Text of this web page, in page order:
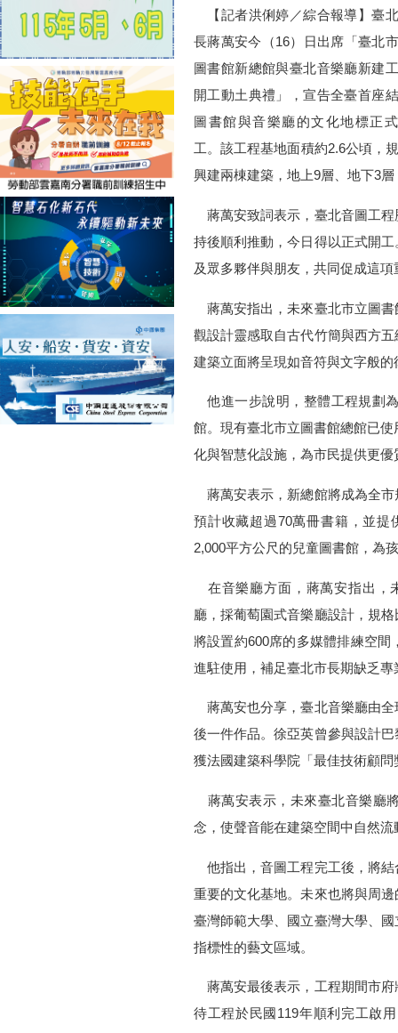
【記者洪俐婷／綜合報導】臺
長蔣萬安今（16）日出席「臺北
圖書館新總館與臺北音樂廳新建
開工動土典禮」，宣告全臺首座
圖書館與音樂廳的文化地標正
工。該工程基地面積約2.6公頃，
興建兩棟建築，地上9層、地下3
蔣萬安致詞表示，臺北音圖工程
持後順利推動，今日得以正式開
及眾多夥伴與朋友，共同促成這
蔣萬安指出，未來臺北市立圖書
觀設計靈感取自古代竹簡與西方
建築立面將呈現如音符與文字般
他進一步說明，整體工程規劃
館。現有臺北市立圖書館總館已
化與智慧化設施，為市民提供更優
蔣萬安表示，新總館將成為全市
預計收藏超過70萬冊書籍，並提
2,000平方公尺的兒童圖書館，為
在音樂廳方面，蔣萬安指出，
廳，採葡萄園式音樂廳設計，規
將設置約600席的多媒體排練空
進駐使用，補足臺北市長期缺乏
蔣萬安也分享，臺北音樂廳由全
後一件作品。徐亞英曾參與設計
獲法國建築科學院「最佳技術顧
蔣萬安表示，未來臺北音樂廳
念，使聲音能在建築空間中自然
他指出，音圖工程完工後，將結
重要的文化基地。未來也將與周
臺灣師範大學、國立臺灣大學、
指標性的藝文區域。
蔣萬安最後表示，工程期間市府
待工程於民國119年順利完工啟